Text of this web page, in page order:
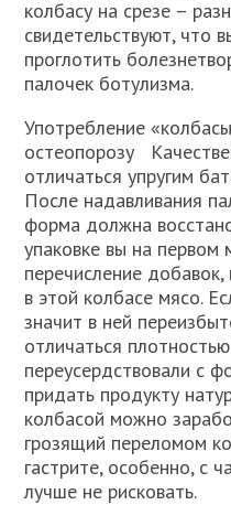
колбасу на срезе –
свидетельствуют, что
проглотить
палочек ботулизма.
Употребление
остеопорозу
отличаться упругим
После надавливания
форма должна
упаковке вы на первом
перечисление
в этой колбасе мясо.
значит в ней
отличаться
переусердствовали с
придать продукту
колбасой можно
грозящий переломом
гастрите, особенно, с
лучше не рисковать.